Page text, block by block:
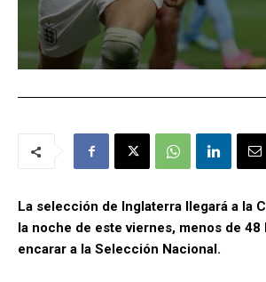
La selección de Inglaterra llegará a la
la noche de este viernes, menos de 48
encarar a la Selección Nacional.